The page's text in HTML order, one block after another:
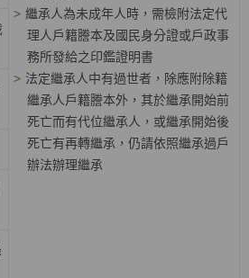
> 繼承人為未成年人時，需檢附法定代
理人戶籍謄本及國民身分證或戶政事
務所發給之印鑑證明書
> 法定繼承人中有過世者，除應附除籍
繼承人戶籍謄本外，其於繼承開始前
死亡而有代位繼承人，或繼承開始後
死亡有再轉繼承，仍請依照繼承過戶
辦法辦理繼承